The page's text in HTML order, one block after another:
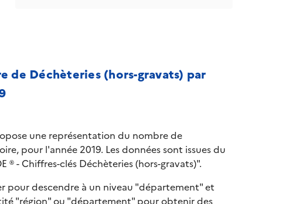
de Déchèteries (hors-gravats) par
une représentation du nombre de
pour l'année 2019. Les données sont issues du
® - Chiffres-clés Déchèteries (hors-gravats)".
pour descendre à un niveau "département" et
"région" ou "département" pour obtenir des